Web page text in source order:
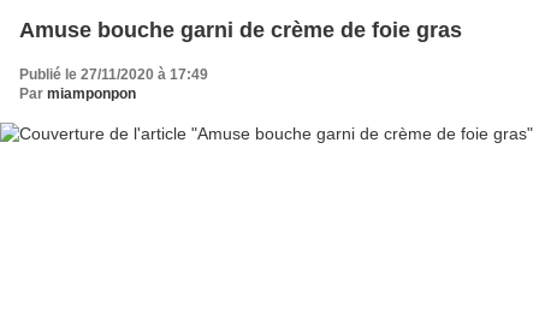
Amuse bouche garni de crème de foie gras
Publié le 27/11/2020 à 17:49
Par miamponpon